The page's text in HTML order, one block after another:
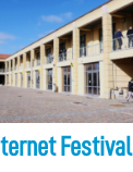
Festival